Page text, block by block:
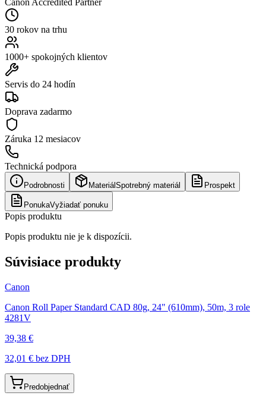
30 rokov na trhu
1000+ spokojných klientov
Servis do 24 hodín
Doprava zadarmo
Záruka 12 mesiacov
Technická podpora
Podrobnosti Materiál Spotrebný materiál Prospekt
PonukaVyžiadať ponuku
Popis produktu
Popis produktu nie je k dispozícii.
Súvisiace produkty
Canon
Canon Roll Paper Standard CAD 80g, 24" (610mm), 50m, 3 role
4281V
39,38 €
32,01 € bez DPH
Predobjednať